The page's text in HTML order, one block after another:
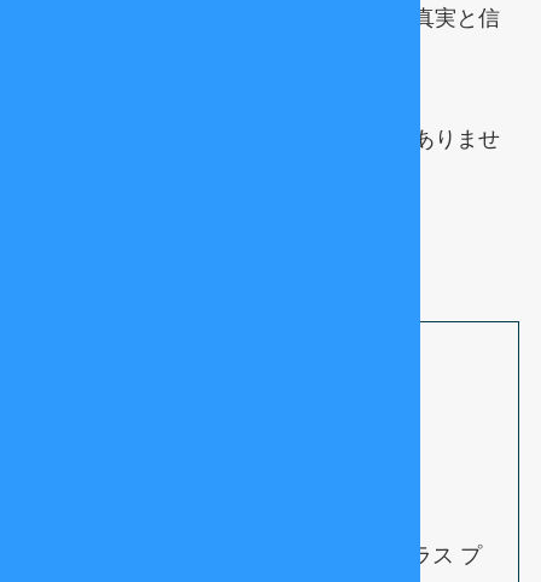
⑷ 適示された事実が真実でないこと・真実と信
（⑴で要件不充足ですので、あてはめはありませ
正社員 20代前半(当時)男性 社員クラス プ